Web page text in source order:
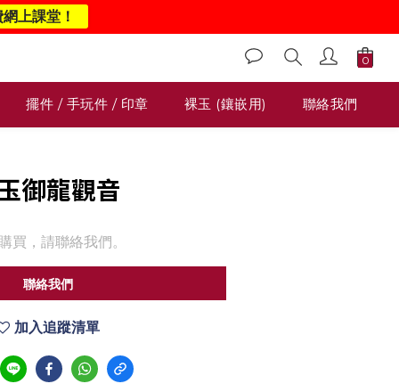
擺件 / 手玩件 / 印章 裸玉 (鑲嵌用) 聯絡我們
御龍觀音
買，請聯絡我們。
聯絡我們
加入追蹤清單
上課堂！